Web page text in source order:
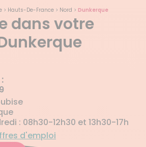
> Hauts-De-France > Nord > Dunkerque
dans votre
: 08h30-12h30 et 13h30-17h
d'emploi